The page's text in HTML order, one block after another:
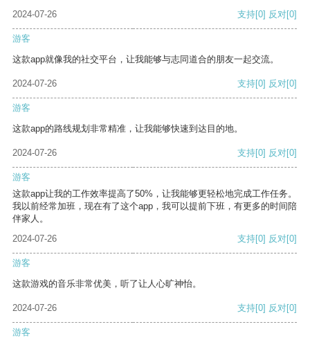
2024-07-26 支持[0] 反对[0]
游客
这款app就像我的社交平台，让我能够与志同道合的朋友一起交流。
2024-07-26 支持[0] 反对[0]
游客
这款app的路线规划非常精准，让我能够快速到达目的地。
2024-07-26 支持[0] 反对[0]
游客
这款app让我的工作效率提高了50%，让我能够更轻松地完成工作任务。
我以前经常加班，现在有了这个app，我可以提前下班，有更多的时间陪
伴家人。
2024-07-26
支持[0] 反对[0]
游客
这款游戏的音乐非常优美，听了让人心旷神怡。
2024-07-26 支持[0] 反对[0]
游客